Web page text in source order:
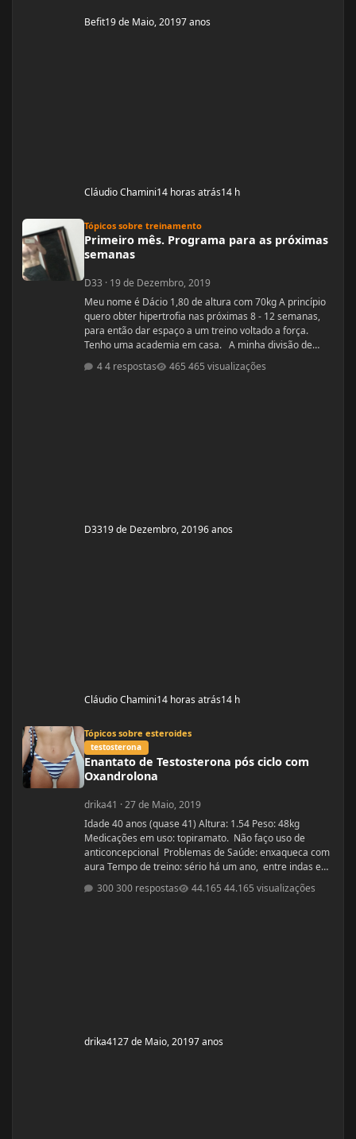
Befit19 de Maio, 20197 anos
Cláudio Chamini14 horas atrás14 h
Tópicos sobre treinamento
Primeiro mês. Programa para as próximas
semanas
D33 · 19 de Dezembro, 2019
Meu nome é Dácio 1,80 de altura com 70kg A princípio
quero obter hipertrofia nas próximas 8 - 12 semanas,
para então dar espaço a um treino voltado a força.
Tenho uma academia em casa. A minha divisão de
RDL: 3x8 - 37,5kg Panturilha com uma perna 3x20 - 8kg
4 respostas 465 visualizações
D3319 de Dezembro, 20196 anos
Cláudio Chamini14 horas atrás14 h
Tópicos sobre esteroides
testosterona
Enantato de Testosterona pós ciclo com
Oxandrolona
drika41 ·27 de Maio, 2019
Idade 40 anos (quase 41) Altura: 1.54 Peso: 48kg
Medicações em uso: topiramato. Não faço uso de
anticoncepcional Problemas de Saúde: enxaqueca com
aura Tempo de treino: sério há um ano, entre indas e
mg durante 8 semanas, após 10 mg até a 12° semana.
300 respostas 44.165 visualizações
drika4127 de Maio, 20197 anos